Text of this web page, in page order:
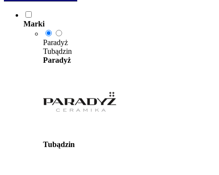
Marki
Paradyż
Tubądzin
Paradyż
Tubądzin